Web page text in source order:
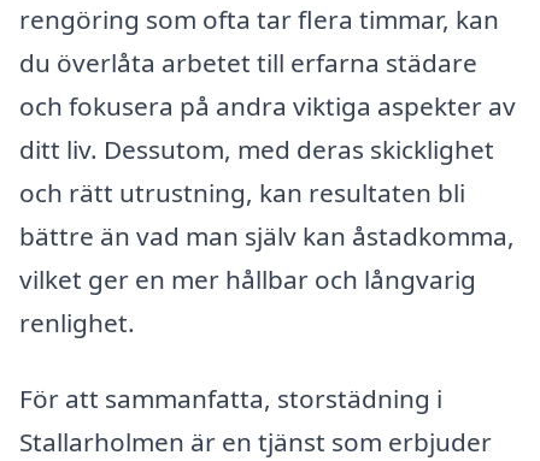
rengöring som ofta tar flera timmar, kan
du överlåta arbetet till erfarna städare
och fokusera på andra viktiga aspekter av
ditt liv. Dessutom, med deras skicklighet
och rätt utrustning, kan resultaten bli
bättre än vad man själv kan åstadkomma,
vilket ger en mer hållbar och långvarig
renlighet.
För att sammanfatta, storstädning i
Stallarholmen är en tjänst som erbjuder